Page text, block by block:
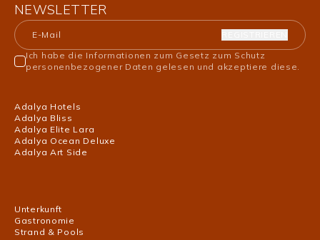
NEWSLETTER
Ich habe die Informationen zum Gesetz zum Schutz
personenbezogener Daten gelesen und akzeptiere diese.
Adalya Hotels
Adalya Bliss
Adalya Elite Lara
Adalya Ocean Deluxe
Adalya Art Side
Unterkunft
Gastronomie
Strand & Pools